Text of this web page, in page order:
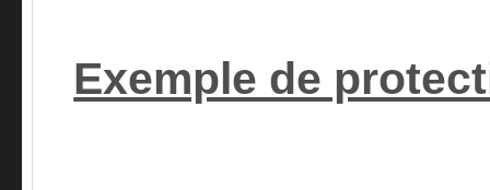
Exemple de